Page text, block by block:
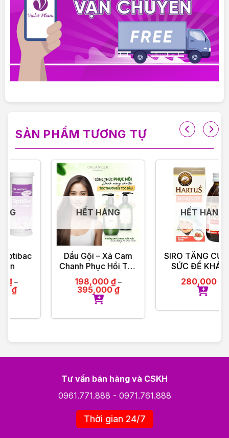
SẢN PHẨM TƯƠNG TỰ
HẾT HÀNG
Dầu Gội – Xả Cam
Chanh Phục Hồi Tóc
Organique Rose
Repairing Shampoo
₫–
395,000₫
HẾT HÀNG
SIRO TĂNG CƯỜNG
SỨC ĐỀ KHÁNG
IMMUNITY HARTUS
280,000₫
Tư vấn bán hàng và CSKH
0961.771.888 - 0971.761.888
Thời gian 24/7